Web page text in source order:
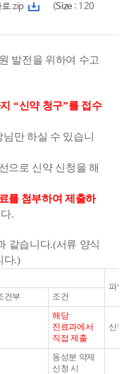
료.zip (Size : 120
발전을 위하여 수고
“신약 청구”를 접수
만 하실 수 있습니
으로 신약 신청을 해
를 첨부하여 제출하
.
같습니다.(서류 양식
다.)
파일
건부 조건
해당
진료과에서
직접 제출
신약
동성분 약제
신청 시